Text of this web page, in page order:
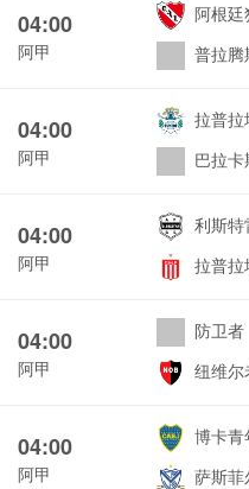
04:00
阿甲
阿根廷
普拉腾
04:00
阿甲
拉普
巴拉
04:00
阿甲
利斯特
拉普拉
04:00
阿甲
防卫者
纽维
04:00
阿甲
博卡青
萨斯菲